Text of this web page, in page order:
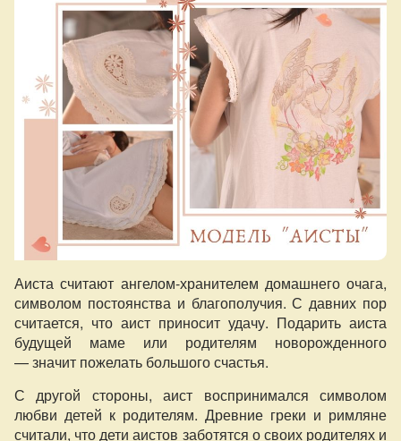
Аиста считают ангелом-хранителем домашнего очага,
символом постоянства и благополучия. С давних пор
считается, что аист приносит удачу. Подарить аиста
будущей маме или родителям новорожденного
— значит пожелать большого счастья.
С другой стороны, аист воспринимался символом
любви детей к родителям. Древние греки и римляне
считали, что дети аистов заботятся о своих родителях и